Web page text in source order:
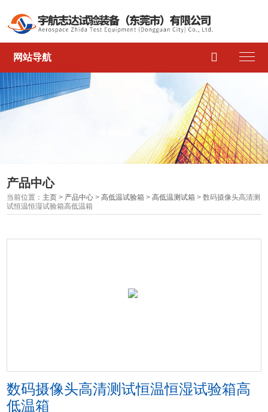
网站导航 
产品中心
当前位置： 主页 > 产品中心 >高低温试验箱 >高低温测试箱 > 数码摄像头高清测
试恒温恒湿试验箱高低温箱
数码摄像头高清测试恒温恒湿试验箱高
低温箱